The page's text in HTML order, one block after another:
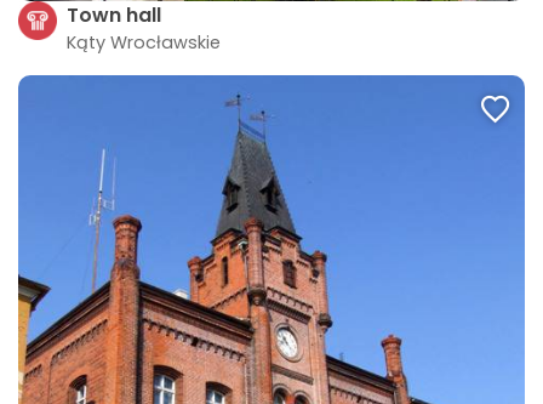
Town hall
Kąty Wrocławskie